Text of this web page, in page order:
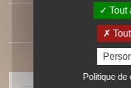
Nos ebooks
Tout
Politique de